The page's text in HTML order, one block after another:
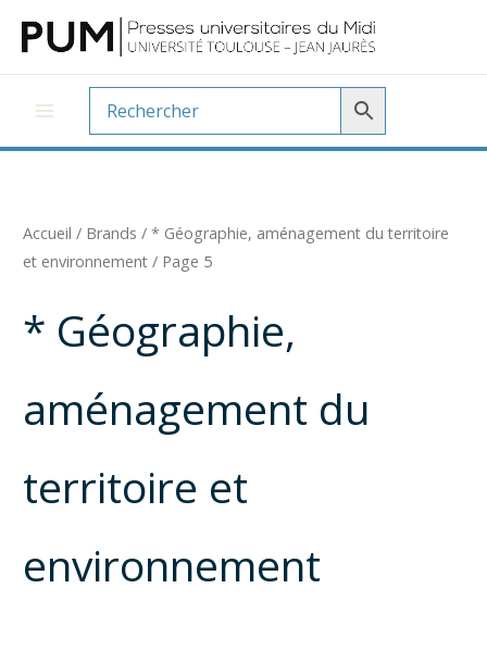
contenu
Accueil / Brands / * Géographie, aménagement du territoire
et environnement / Page 5
* Géographie,
aménagement du
territoire et
environnement